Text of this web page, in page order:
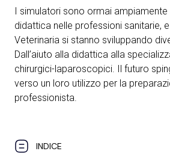
I simulatori sono ormai
didattica nelle professioni sanitarie,
Veterinaria si stanno sviluppando
Dall’aiuto alla didattica alla
chirurgici-laparoscopici. Il futuro
verso un loro utilizzo per la
professionista.
INDICE